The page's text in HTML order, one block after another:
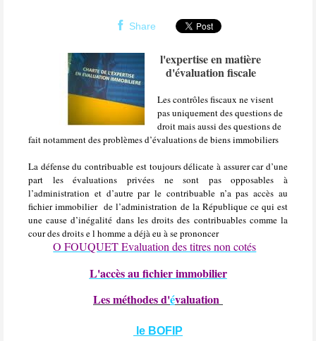
Share
l'expertise en matière
d'évaluation fiscale
Les contrôles fiscaux ne visent
pas uniquement des questions de
droit mais aussi des questions de
fait notamment des problèmes d’évaluations de biens immobiliers
La défense du contribuable est toujours délicate à assurer car d’une
part les évaluations privées ne sont pas opposables à
l’administration et d’autre par le contribuable n’a pas accès au
fichier immobilier de l’administration de la République ce qui est
une cause d’inégalité dans les droits des contribuables comme la
cour des droits e l homme a déjà eu à se prononcer
O FOUQUET Evaluation des titres non cotés
L'accès au fichier immobilier
Les méthodes d'évaluation
le BOFIP